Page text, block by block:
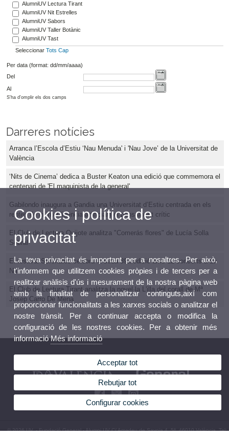
AlumniUV Lectura Tirant
AlumniUV Nit Estrelles
AlumniUV Sabors
AlumniUV Taller Botànic
AlumniUV Tast
Seleccionar Tots Cap
Per data (format: dd/mm/aaaa)
Del
Al
S'ha d'omplir els dos camps
Darreres notícies
Arranca l’Escola d’Estiu ‘Nau Menuda' i 'Nau Jove’ de la Universitat de
València
‘Nits de Cinema’ dedica a Buster Keaton una edició que commemora el
centenari de 'El maquinista de la general'
Gabilondo inaugura a Gandia una Universitat d’Estiu centrada en els
reptes de la intel·ligència artificial i el pensament crític
El Club de Lectura Quijote analitza "Comerás flores" de Lucía Solla
Sobral
El festival Serenates celebra la seua 39a edició amb 12 concerts a La
Nau
El Club de Lectura Tirant analitza la novel·la L'illa del corall de Mª
Josep Carro De Mena
© 2026 UV. - Fundació General - Alumni UV C/ Amadeu de Savoia 4, 5ª, 46010 València. Tel:
Cookies i política de
privacitat
La teva privacitat és important per a nosaltres. Per això,
t'informem que utilitzem cookies pròpies i de tercers per a
realitzar anàlisis d'ús i mesurament de la nostra pàgina web
amb la finalitat de personalitzar continguts,així com
proporcionar funcionalitats a les xarxes socials o analitzar el
nostre trànsit. Per a continuar accepta o modifica la
configuració de les nostres cookies. Per a obtenir més
informacióMés informació
Acceptar tot
Rebutjar tot
Configurar cookies